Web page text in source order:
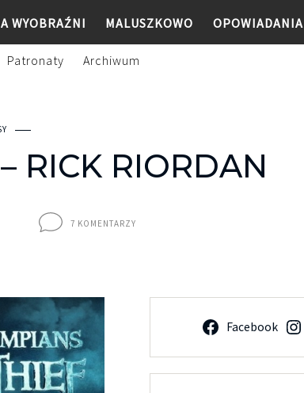
WYOBRAŹNI MALUSZKOWO OPOWIADANIA
Patronaty Archiwum
RICK RIORDAN
7 KOMENTARZY
Facebook